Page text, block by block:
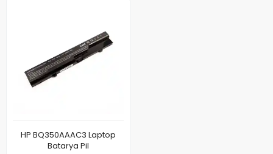
HP BQ350AAAC3 Laptop
Batarya Pil